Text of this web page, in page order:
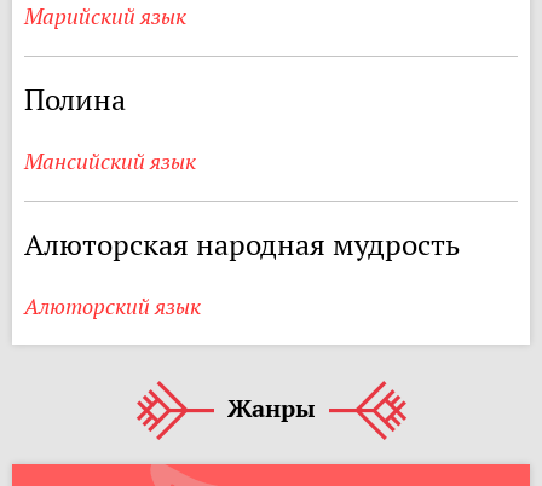
Марийский язык
Полина
Мансийский язык
Алюторская народная мудрость
Алюторский язык
Жанры